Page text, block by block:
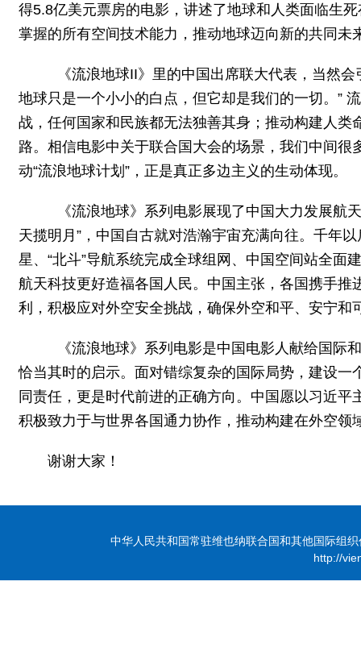
得5.8亿美元票房的电影，讲述了地球和人类面临生
掌握的所有空间技术能力，推动地球迈向新的共同未
《流浪地球II》里的中国出席联大代表，当然会
地球只是一个小小的白点，但它却是我们的一切。”
战，任何国家和民族都无法独善其身；推动构建人
路。相信电影中关于联合国大会的场景，我们中间
动“流浪地球计划”，正是真正多边主义的生动体现。
《流浪地球》系列电影展现了中国大力发展航
天揽明月”，中国自古就对浩瀚宇宙充满向往。千年
星、“北斗”导航系统完成全球组网、中国空间站全
航天科技更好造福各国人民。中国主张，各国携手
利，积极应对外空安全挑战，确保外空和平、安宁和
《流浪地球》系列电影是中国电影人献给国际
恰当其时的启示。面对错综复杂的国际局势，建设
同责任，更是时代前进的正确方向。中国愿以习近
积极致力于与世界各国通力协作，推动构建在外空
谢谢大家！
中华人民共和国常驻维也纳联合国和其他国际组
http://